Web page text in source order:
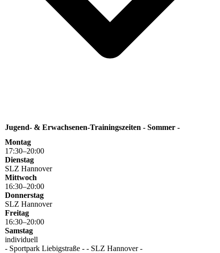
Jugend- & Erwachsenen-Trainingszeiten - Sommer -
Montag
17:30–20:00
Dienstag
SLZ Hannover
Mittwoch
16:30–20:00
Donnerstag
SLZ Hannover
Freitag
16:30–20:00
Samstag
individuell
- Sportpark Liebigstraße - - SLZ Hannover -